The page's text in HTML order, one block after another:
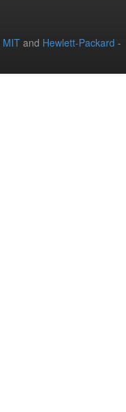
MIT and Hewlett-Packard -